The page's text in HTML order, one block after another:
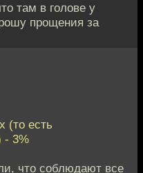
там в голове у
прощения за
(то есть
- 3%
что соблюдают все